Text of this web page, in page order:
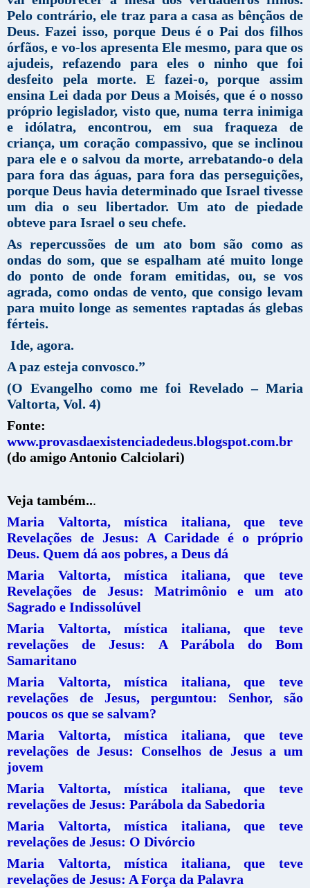
Pelo contrário, ele traz para a casa as bênçãos de
Deus. Fazei isso, porque Deus é o Pai dos filhos
órfãos, e vo-los apresenta Ele mesmo, para que os
ajudeis, refazendo para eles o ninho que foi
desfeito pela morte. E fazei-o, porque assim
ensina Lei dada por Deus a Moisés, que é o nosso
próprio legislador, visto que, numa terra inimiga
e idólatra, encontrou, em sua fraqueza de
criança, um coração compassivo, que se inclinou
para ele e o salvou da morte, arrebatando-o dela
para fora das águas, para fora das perseguições,
porque Deus havia determinado que Israel tivesse
um dia o seu libertador. Um ato de piedade
obteve para Israel o seu chefe.
As repercussões de um ato bom são como as
ondas do som, que se espalham até muito longe
do ponto de onde foram emitidas, ou, se vos
agrada, como ondas de vento, que consigo levam
para muito longe as sementes raptadas ás glebas
férteis.
Ide, agora.
A paz esteja convosco.”
(O Evangelho como me foi Revelado – Maria
Valtorta, Vol. 4)
Fonte:
www.provasdaexistenciadedeus.blogspot.com.br
(do amigo Antonio Calciolari)
Veja também...
Maria Valtorta, mística italiana, que teve
Revelações de Jesus: A Caridade é o próprio
Deus. Quem dá aos pobres, a Deus dá
Maria Valtorta, mística italiana, que teve
Revelações de Jesus: Matrimônio e um ato
Sagrado e Indissolúvel
Maria Valtorta, mística italiana, que teve
revelações de Jesus: A Parábola do Bom
Samaritano
Maria Valtorta, mística italiana, que teve
revelações de Jesus, perguntou: Senhor, são
poucos os que se salvam?
Maria Valtorta, mística italiana, que teve
revelações de Jesus: Conselhos de Jesus a um
jovem
Maria Valtorta, mística italiana, que teve
revelações de Jesus: Parábola da Sabedoria
Maria Valtorta, mística italiana, que teve
revelações de Jesus: O Divórcio
Maria Valtorta, mística italiana, que teve
revelações de Jesus: A Força da Palavra